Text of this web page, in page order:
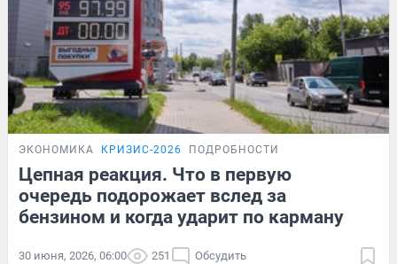
ЭКОНОМИКА КРИЗИС-2026 ПОДРОБНОСТИ
Цепная реакция. Что в первую
очередь подорожает вслед за
бензином и когда ударит по карману
30 июня, 2026, 06:00 251 Обсудить